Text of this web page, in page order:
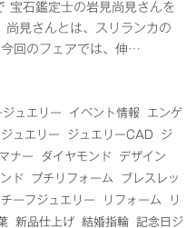
宝石鑑定士の岩見尚見さんを
見さんとは、スリランカの
回のフェアでは、伸…
ュエリー イベント情報
エンゲ
ジュエリー ジュエリーCAD
ジ
ナー ダイヤモンド
デザイン
ド プチリフォーム
ブレスレッ
ーフジュエリー リフォーム
リ
新品仕上げ 結婚指輪
記念日ジ